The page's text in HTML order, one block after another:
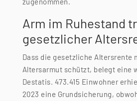
Arm im Ruhestand
gesetzlicher
Dass die gesetzliche Altersrente
Altersarmut schützt, belegt eine
Destatis. 473.415 Einwohner
2023 eine Grundsicherung,